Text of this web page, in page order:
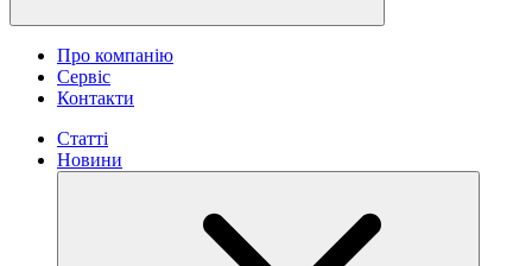
Про компанію
Сервіс
Контакти
Статті
Новини